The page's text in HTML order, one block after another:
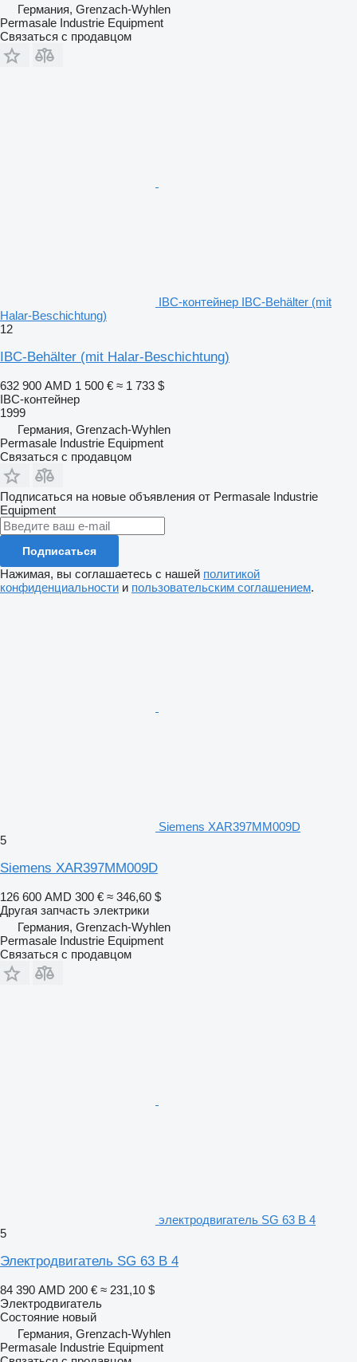
Германия, Grenzach-Wyhlen
Permasale Industrie Equipment
Связаться с продавцом
IBC-контейнер IBC-Behälter (mit
Halar-Beschichtung)
12
IBC-Behälter (mit Halar-Beschichtung)
632 900 AMD 1 500 € ≈ 1 733 $
IBC-контейнер
1999
Германия, Grenzach-Wyhlen
Permasale Industrie Equipment
Связаться с продавцом
Подписаться на новые объявления от Permasale Industrie
Equipment
Подписаться
Нажимая, вы соглашаетесь с нашей политикой
конфиденциальности и пользовательским соглашением.
Siemens XAR397MM009D
5
Siemens XAR397MM009D
126 600 AMD 300 € ≈ 346,60 $
Другая запчасть электрики
Германия, Grenzach-Wyhlen
Permasale Industrie Equipment
Связаться с продавцом
электродвигатель SG 63 B 4
5
Электродвигатель SG 63 B 4
84 390 AMD 200 € ≈ 231,10 $
Электродвигатель
Состояние новый
Германия, Grenzach-Wyhlen
Permasale Industrie Equipment